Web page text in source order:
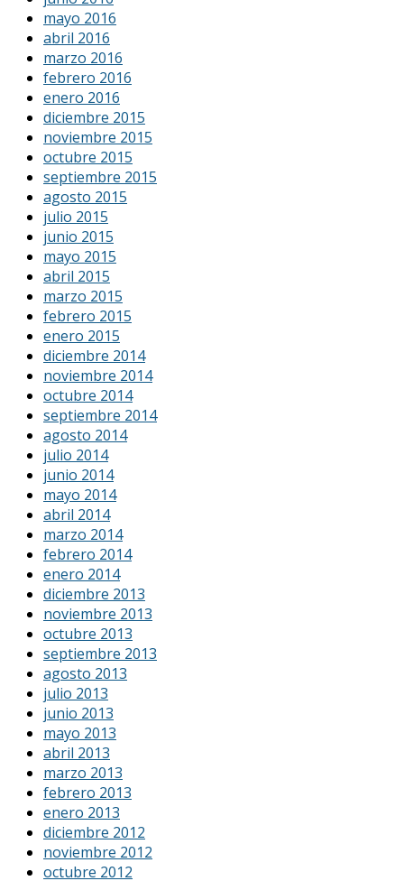
mayo 2016
abril 2016
marzo 2016
febrero 2016
enero 2016
diciembre 2015
noviembre 2015
octubre 2015
septiembre 2015
agosto 2015
julio 2015
junio 2015
mayo 2015
abril 2015
marzo 2015
febrero 2015
enero 2015
diciembre 2014
noviembre 2014
octubre 2014
septiembre 2014
agosto 2014
julio 2014
junio 2014
mayo 2014
abril 2014
marzo 2014
febrero 2014
enero 2014
diciembre 2013
noviembre 2013
octubre 2013
septiembre 2013
agosto 2013
julio 2013
junio 2013
mayo 2013
abril 2013
marzo 2013
febrero 2013
enero 2013
diciembre 2012
noviembre 2012
octubre 2012